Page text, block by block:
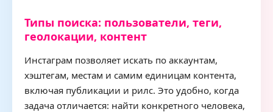
Типы поиска: пользователи, теги,
геолокации, контент
Инстаграм позволяет искать по аккаунтам,
хэштегам, местам и самим единицам контента,
включая публикации и рилс. Это удобно, когда
задача отличается: найти конкретного человека,